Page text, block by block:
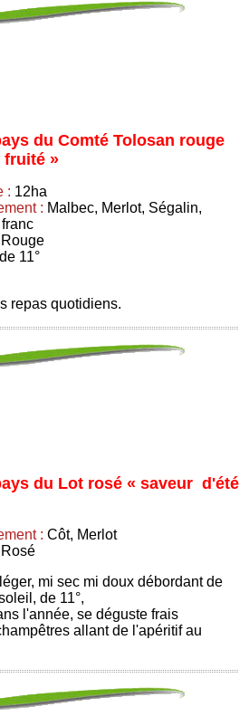
du Comté Tolosan rouge
fruité »
: 12ha
: Malbec, Merlot, Ségalin,
Rouge
11°
repas quotidiens.
du Lot rosé « saveur d'été
: Côt, Merlot
Rosé
mi sec mi doux débordant de
de 11°,
l'année, se déguste frais
allant de l'apéritif au